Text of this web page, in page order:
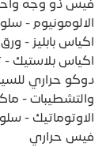
فيس ذو وجه
الالومونيوم -
اكياس بابليز -
اكياس بلاستيك
دوكو حراري
والتشطيبات -
الاوتوماتيك -
فيس حراري